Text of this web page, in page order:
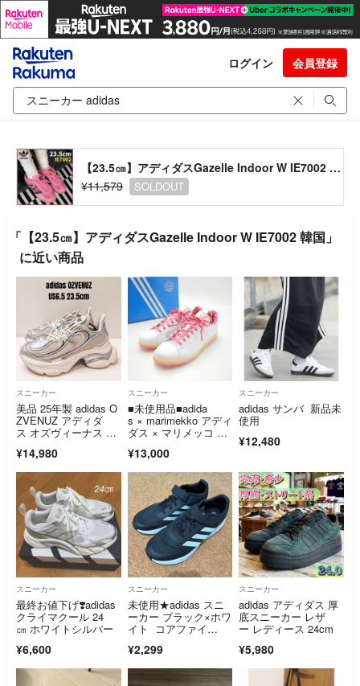
ログイン 会員登録
【23.5㎝】アディダスGazelle Indoor W IE7002 韓国
¥11,579
SOLDOUT
「【23.5㎝】アディダスGazelle Indoor W IE7002 韓国」
に近い商品
スニーカー
美品 25年製 adidas O
ZVENUZ アディダ
ス オズヴィーナス 23.
¥14,980
スニーカー
■未使用品■adida
s × marimekko アディ
ダス × マリメッコ ST
ミス スニーカー サイ
ズ25 ウニッコ ローカ
ット 20260728/RB009
4
¥13,000
スニーカー
adidas サンバ 新品未
使用
¥12,480
スニーカー
最終お値下げ❣️adidas
クライマクール 24
㎝ ホワイトシルバー
¥6,600
スニーカー
未使用★adidas スニ
ーカー ブラック×ホワ
イト コアファイ
¥2,299
スニーカー
adidas アディダス 厚
底スニーカー レザ
ー レディース 24cm
¥5,980